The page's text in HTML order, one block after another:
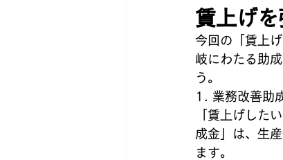
賃上げ
今回の「賃上
岐にわたる助
う。
1. 業務改善助
「賃上げした
成金」は、生
ます。